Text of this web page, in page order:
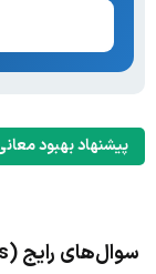
پیشنهاد بهبود
سوال‌های رایج declare goods (or earnings)